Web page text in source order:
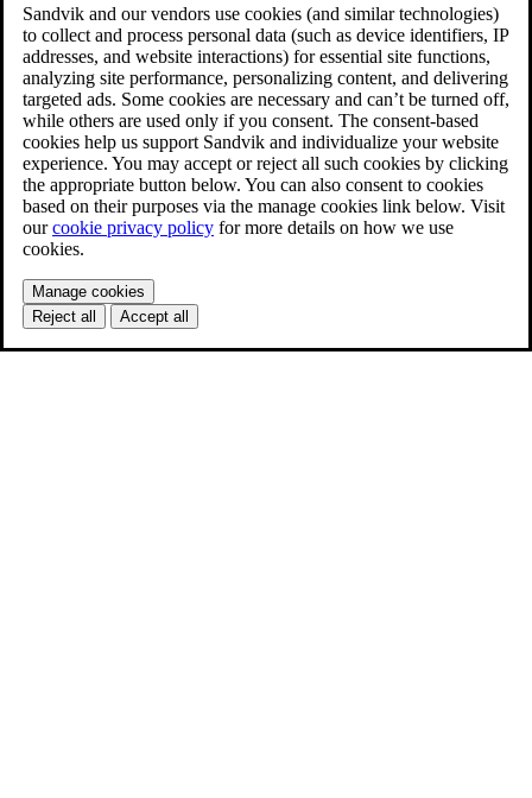
Sandvik and our vendors use cookies (and similar technologies)
to collect and process personal data (such as device identifiers, IP
addresses, and website interactions) for essential site functions,
analyzing site performance, personalizing content, and delivering
targeted ads. Some cookies are necessary and can’t be turned off,
while others are used only if you consent. The consent-based
cookies help us support Sandvik and individualize your website
experience. You may accept or reject all such cookies by clicking
the appropriate button below. You can also consent to cookies
based on their purposes via the manage cookies link below. Visit
ourcookie privacy policy for more details on how we use
cookies.
Manage cookies
Reject all
Accept all